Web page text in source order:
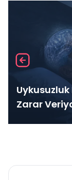
Uykusuzluk
Zarar